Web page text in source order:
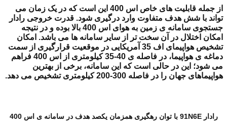
از جمله قابلیت های خاص اس 400 این است که در یک زمان می
تواند با شش هدف متفاوت وارد درگیری شود. قدرت خروجی رادار
جستجوی سامانه ی زمین به هوای اس 400 بالا بوده و در نتیجه
امکان اختلال در آن سخت تر از سایر سامانه ها می باشد. امکان
تشخیص هواپیمای اف 35 آمریکایی در موقعیت قرارگیری از سمت
دماغه ی هواپیما، در فاصله ی 40-35 کیلومتری از اس 400 فراهم
می شود؛ این در حالی است که این سامانه، برخی از بهترین
هواپیماهای جهان را در فاصله 300-200 کیلومتری تشخیص می دهد.
رادار 91N6E با توان رهگیری همزمان یکصد هدف در سامانه ی اس 400